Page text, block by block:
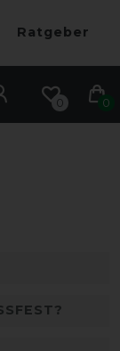
Ratgeber
0 0